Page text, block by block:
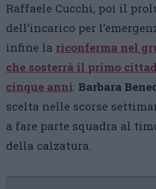
Raffaele Cucchi, poi il
dell’incarico per
infine la riconferma nel
che sosterrà il primo
cinque anni: Barbara
scelta nelle scorse
a fare parte squadra al
della calzatura.